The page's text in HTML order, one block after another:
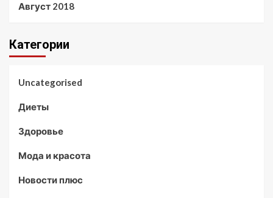
Август 2018
Категории
Uncategorised
Диеты
Здоровье
Мода и красота
Новости плюс